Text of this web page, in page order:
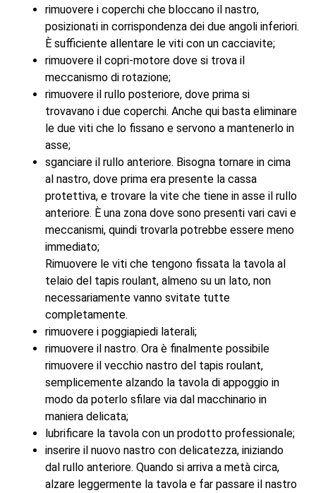
rimuovere i coperchi che bloccano il nastro,
posizionati in corrispondenza dei due angoli inferiori.
È sufficiente allentare le viti con un cacciavite;
rimuovere il copri-motore dove si trova il
meccanismo di rotazione;
rimuovere il rullo posteriore, dove prima si
trovavano i due coperchi. Anche qui basta eliminare
le due viti che lo fissano e servono a mantenerlo in
asse;
sganciare il rullo anteriore. Bisogna tornare in cima
al nastro, dove prima era presente la cassa
protettiva, e trovare la vite che tiene in asse il rullo
anteriore. È una zona dove sono presenti vari cavi e
meccanismi, quindi trovarla potrebbe essere meno
immediato;
Rimuovere le viti che tengono fissata la tavola al
telaio del tapis roulant, almeno su un lato, non
necessariamente vanno svitate tutte
completamente.
rimuovere i poggiapiedi laterali;
rimuovere il nastro. Ora è finalmente possibile
rimuovere il vecchio nastro del tapis roulant,
semplicemente alzando la tavola di appoggio in
modo da poterlo sfilare via dal macchinario in
maniera delicata;
lubrificare la tavola con un prodotto professionale;
inserire il nuovo nastro con delicatezza, iniziando
dal rullo anteriore. Quando si arriva a metà circa,
alzare leggermente la tavola e far passare il nastro